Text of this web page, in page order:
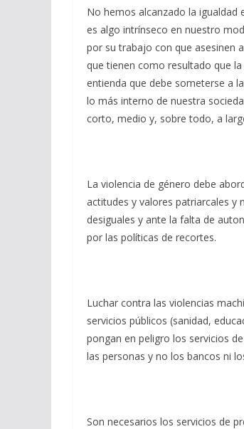
No hemos alcanzado la igualdad
es algo intrínseco en nuestro
por su trabajo con que asesinen
que tienen como resultado que
entienda que debe someterse a
lo más interno de nuestra
corto, medio y, sobre todo, a
La violencia de género debe
actitudes y valores patriarcales y
desiguales y ante la falta de
por las políticas de recortes.
Luchar contra las violencias
servicios públicos (sanidad,
pongan en peligro los servicios
las personas y no los bancos ni
Son necesarios los servicios de